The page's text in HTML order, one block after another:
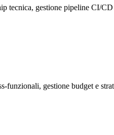
tecnica, gestione pipeline CI/
funzionali, gestione budget e